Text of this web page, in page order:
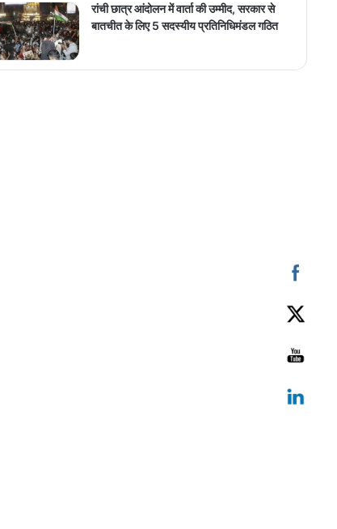
रांची छात्र आंदोलन में वार्ता की उम्मीद, सरकार से
बातचीत के लिए 5 सदस्यीय प्रतिनिधिमंडल गठित